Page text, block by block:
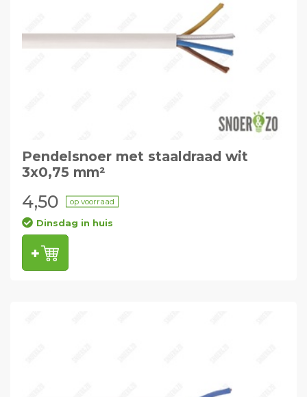
Pendelsnoer met staaldraad wit
3x0,75 mm²
4,50 op voorraad
Dinsdag in huis